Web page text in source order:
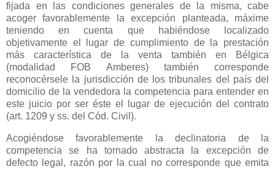
fijada en las condiciones generales de la misma, cabe
acoger favorablemente la excepción planteada, máxime
teniendo en cuenta que habiéndose localizado
objetivamente el lugar de cumplimiento de la prestación
más característica de la venta también en Bélgica
(modalidad FOB Amberes) también corresponde
reconocérsele la jurisdicción de los tribunales del país del
domicilio de la vendedora la competencia para entender en
este juicio por ser éste el lugar de ejecución del contrato
(art. 1209 y ss. del Cód. Civil).
Acogiéndose favorablemente la declinatoria de la
competencia se ha tornado abstracta la excepción de
defecto legal, razón por la cual no corresponde que emita